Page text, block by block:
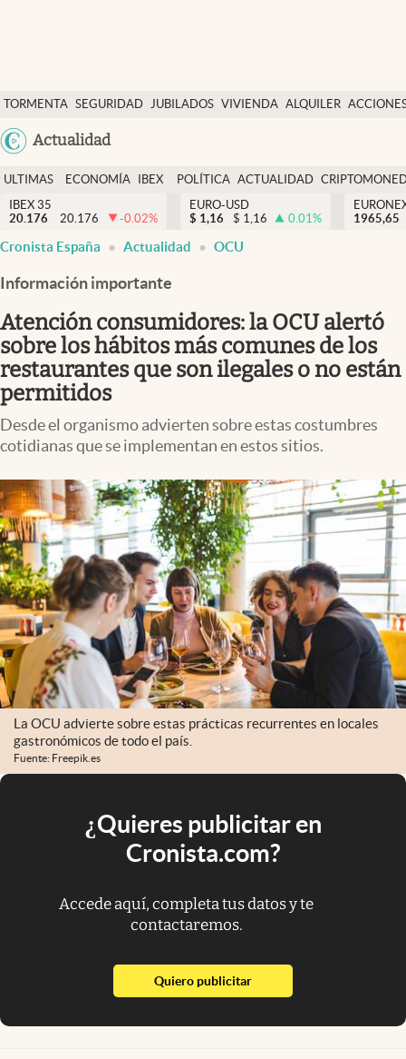
TORMENTA SEGURIDAD JUBILADOS VIVIENDA ALQUILER
USA
Actualidad
Economía y finanzas
Política
Actualidad
Criptomonedas
España
ULTIMAS
NOTICIAS
ECONOMÍA
FINANZAS
IBEX
EURO
POLÍTICA ACTUALIDAD
IBEX 35
20.176
20.176 -0.02%
EURO-USD
$ 1,16 $ 1,16 0.01%
1965,65
Cronista España Actualidad OCU
Información importante
Atención consumidores: la OCU alertó
sobre los hábitos más comunes de los
restaurantes que son ilegales o no están
permitidos
Desde el organismo advierten sobre estas costumbres
cotidianas que se implementan en estos sitios.
La OCU advierte sobre estas prácticas recurrentes en locales
gastronómicos de todo el país.
Fuente: Freepik.es
¿Quieres publicitar en
Cronista.com?
Accede aquí, completa tus datos y te
contactaremos.
Quiero publicitarabre en nueva pestaña